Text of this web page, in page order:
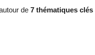
de 7 thématiques clés